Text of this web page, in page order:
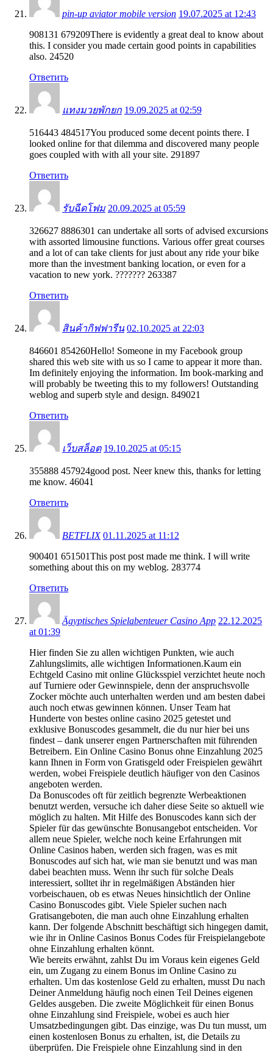
pin-up aviator mobile version 19.07.2025 at 12:43
908131 679209There is evidently a great deal to know about
this. I consider you made certain good points in capabilities
also. 24520
Ответить
แทงมวยพักยก 19.09.2025 at 02:59
516443 484517You produced some decent points there. I
looked online for that dilemma and discovered many people
goes coupled with with all your site. 291897
Ответить
รับฉีดโฟม 20.09.2025 at 05:59
326627 8886301 can undertake all sorts of advised excursions
with assorted limousine functions. Various offer great courses
and a lot of can take clients for just about any ride your bike
more than the investment banking location, or even for a
vacation to new york. ??????? 263387
Ответить
สินค้ากิฟฟารีน 02.10.2025 at 22:03
846601 854260Hello! Someone in my Facebook group
shared this web site with us so I came to appear it more than.
Im definitely enjoying the information. Im book-marking and
will probably be tweeting this to my followers! Outstanding
weblog and superb style and design. 849021
Ответить
เว็บสล็อต 19.10.2025 at 05:15
355888 457924good post. Neer knew this, thanks for letting
me know. 46041
Ответить
BETFLIX 01.11.2025 at 11:12
900401 651501This post post made me think. I will write
something about this on my weblog. 283774
Ответить
Ägyptisches Spielabenteuer Casino App 22.12.2025
at 01:39
Hier finden Sie zu allen wichtigen Punkten, wie auch
Zahlungslimits, alle wichtigen Informationen.Kaum ein
Echtgeld Casino mit online Glücksspiel verzichtet heute noch
auf Turniere oder Gewinnspiele, denn der anspruchsvolle
Zocker möchte auch unterhalten werden und am besten dabei
auch noch etwas gewinnen können. Unser Team hat
Hunderte von bestes online casino 2025 getestet und
exklusive Bonuscodes gesammelt, die du nur hier bei uns
findest – dank unserer engen Partnerschaften mit führenden
Betreibern. Ein Online Casino Bonus ohne Einzahlung 2025
kann Ihnen in Form von Gratisgeld oder Freispielen gewährt
werden, wobei Freispiele deutlich häufiger von den Casinos
angeboten werden.
Da Bonuscodes oft für zeitlich begrenzte Werbeaktionen
benutzt werden, versuche ich daher diese Seite so aktuell wie
möglich zu halten. Mit Hilfe des Bonuscodes kann sich der
Spieler für das gewünschte Bonusangebot entscheiden. Vor
allem neue Spieler, welche noch keine Erfahrungen mit
Online Casinos haben, werden sich fragen, was es mit
Bonuscodes auf sich hat, wie man sie benutzt und was man
dabei beachten muss. Wenn ihr such für solche Deals
interessiert, solltet ihr in regelmäßigen Abständen hier
vorbeischauen, ob es etwas Neues hinsichtlich der Online
Casino Bonuscodes gibt. Viele Spieler suchen nach
Gratisangeboten, die man auch ohne Einzahlung erhalten
kann. Der folgende Abschnitt beschäftigt sich hingegen damit,
wie ihr in Online Casinos Bonus Codes für Freispielangebote
ohne Einzahlung erhalten könnt.
Wie bereits erwähnt, zahlst Du im Voraus kein eigenes Geld
ein, um Zugang zu einem Bonus im Online Casino zu
erhalten. Um das kostenlose Geld zu erhalten, musst Du nach
Deiner Anmeldung häufig noch einen Teil Deines eigenen
Geldes ausgeben. Die zweite Möglichkeit für einen Bonus
ohne Einzahlung sind Freispiele, wobei es auch hier
Umsatzbedingungen gibt. Das einzige, was Du tun musst, um
einen kostenlosen Bonus zu erhalten, ist, die Details zu
überprüfen. Die Freispiele ohne Einzahlung sind in den